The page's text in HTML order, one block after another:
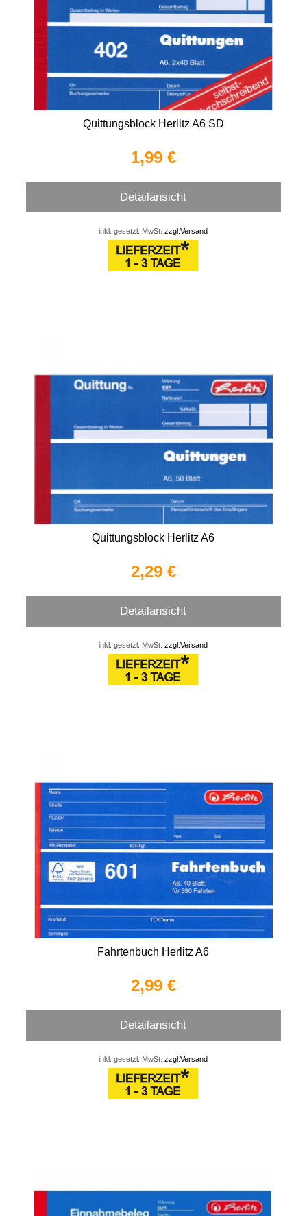
Quittungsblock Herlitz A6 SD
1,99 €
Detailansicht
inkl. gesetzl. MwSt.zzgl.Versand
Quittungsblock Herlitz A6
2,29 €
Detailansicht
inkl. gesetzl. MwSt.zzgl.Versand
Fahrtenbuch Herlitz A6
2,99 €
Detailansicht
inkl. gesetzl. MwSt.zzgl.Versand